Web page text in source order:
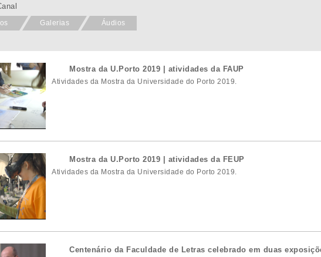
Galerias Áudios
Mostra da U.Porto 2019 | atividades da FAUP
Atividades da Mostra da Universidade do Porto 2019.
Mostra da U.Porto 2019 | atividades da FEUP
Atividades da Mostra da Universidade do Porto 2019.
Centenário da Faculdade de Letras celebrado em duas